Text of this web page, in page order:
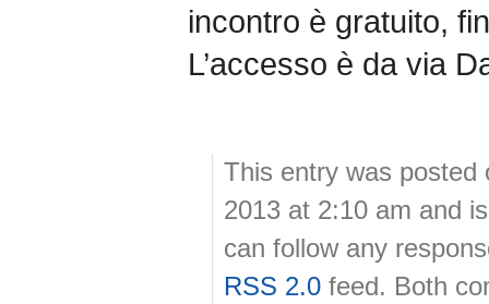
incontro è gratuito,
L’accesso è da via
This entry was posted
2013 at 2:10 am and
can follow any
RSS 2.0 feed. Both